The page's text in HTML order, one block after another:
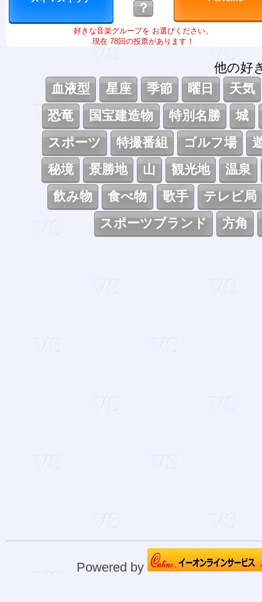
？
好きな音楽グループを お選びください。
現在 78回の投票があります！
他の好
血液型
星座 季節 曜日
天気
恐竜
国宝建造物 特別名勝
城
スポーツ
特撮番組 ゴルフ場
秘境
景勝地 山 観光地
温泉
飲み物
食べ物 歌手
テレビ局
スポーツブランド
方角
Powered by